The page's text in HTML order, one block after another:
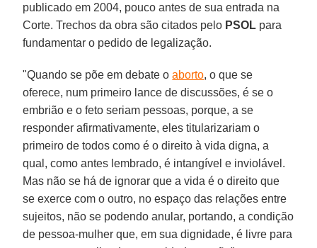
publicado em 2004, pouco antes de sua entrada na
Corte. Trechos da obra são citados pelo PSOL para
fundamentar o pedido de legalização.
"Quando se põe em debate oaborto, o que se
oferece, num primeiro lance de discussões, é se o
embrião e o feto seriam pessoas, porque, a se
responder afirmativamente, eles titularizariam o
primeiro de todos como é o direito à vida digna, a
qual, como antes lembrado, é intangível e inviolável.
Mas não se há de ignorar que a vida é o direito que
se exerce com o outro, no espaço das relações entre
sujeitos, não se podendo anular, portando, a condição
de pessoa-mulher que, em sua dignidade, é livre para